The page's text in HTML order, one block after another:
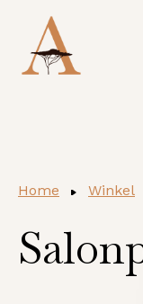
Home Winkel